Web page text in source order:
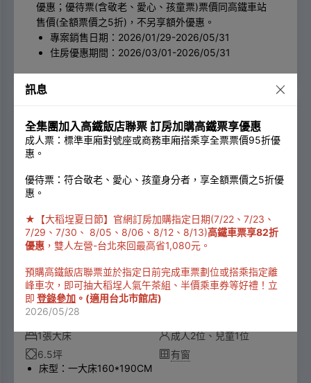
優惠；優待票(含敬老、愛心、孩童票)票價同高鐵車站
售價(全額票價之5折)，不另享額外優惠。
專案銷售日期： 2026/01/29-2026/05/31
住房優惠期間： 2026/03/01-2026/05/31
1張大床
成人2位、兒童1位
6.5坪
有窗
床型：一大床160*190CM
訊息
全集團加入高鐵飯店聯票 訂房加購高鐵票享優惠
成人票：標準車廂對號座或商務車廂搭乘享全票票價95折優
惠。
優待票：符合敬老、愛心、孩童身分者，享全額票價之5折優
惠。
★【大稻埕夏日節】官網訂房加購指定日期(7/22、7/23、
7/29、7/30、 8/05、8/06、8/12、8/13)高鐵車票享82折
優惠 ，雙人左營-台北來回最高省1,080元。
預購高鐵飯店聯票並於指定日前完成車票劃位或搭乘指定離
峰車次，即可抽大稻埕人氣午茶組、半價乘車券等好禮！立
即 登錄參加 。(適用台北市館店)
2026/05/28